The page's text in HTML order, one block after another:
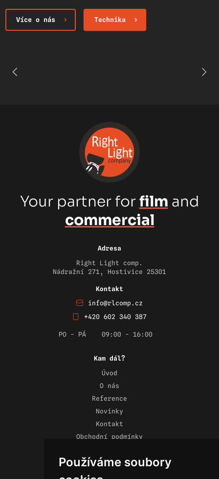
Používáme soubory
Více o nás Technika
Your partner forfilm and
commercial
Adresa
Right Light comp.
Nádražní 271, Hostivice 25301
Kontakt
info@rlcomp.cz
+420 602 340 387
PO - PÁ 09:00 - 16:00
Kam dál?
Úvod
O nás
Reference
Novinky
Kontakt
Obchodní podmínky